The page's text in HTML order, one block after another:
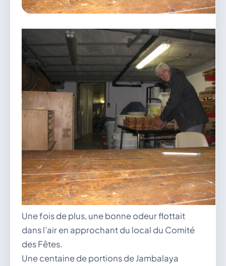
vous.
mairie@douvres.fr
140 Place de la Babillière, 01500 Douvres
Contacter la mairie
Le guichet des associations
publier une annonce
Une fois de plus, une bonne odeur flottait
dans l’air en approchant du local du Comité
des Fêtes.
Une centaine de portions de Jambalaya